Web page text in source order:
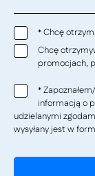
*Chcę
Chcę
promocjach,
*
informacją o
udzielanymi
wysyłany jest w